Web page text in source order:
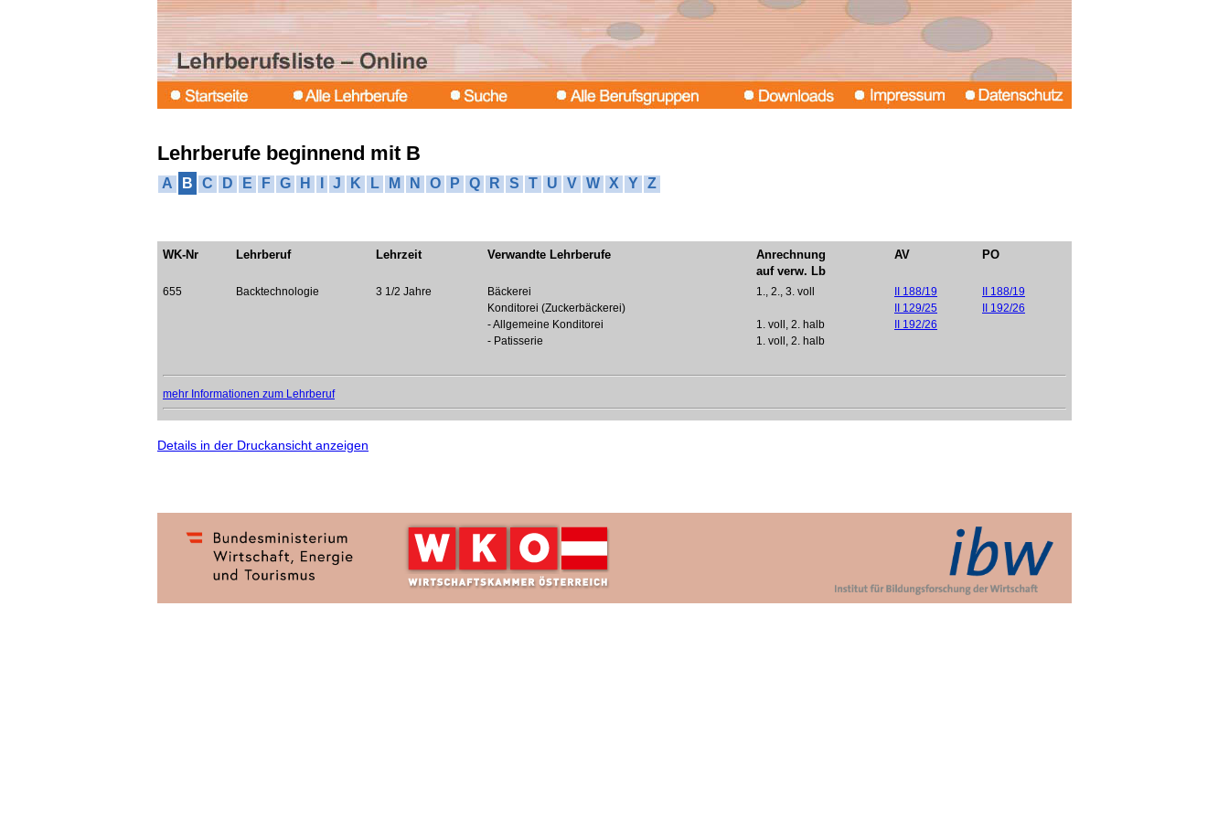
Lehrberufe beginnend mit B
A B C D E F G H J K L M N O P Q R S T U V W X Y Z
WK-Nr Lehrberuf Lehrzeit Verwandte Lehrberufe
Anrechnung
auf verw. Lb
AV PO
655 Backtechnologie 3 1/2 Jahre
Bäckerei
Konditorei (Zuckerbäckerei)
- Allgemeine Konditorei
- Patisserie
1., 2., 3. voll
1. voll, 2. halb
1. voll, 2. halb
II 188/19
II 129/25
II 192/26
II 188/19
II 192/26
mehr Informationen zum Lehrberuf
Details in der Druckansicht anzeigen